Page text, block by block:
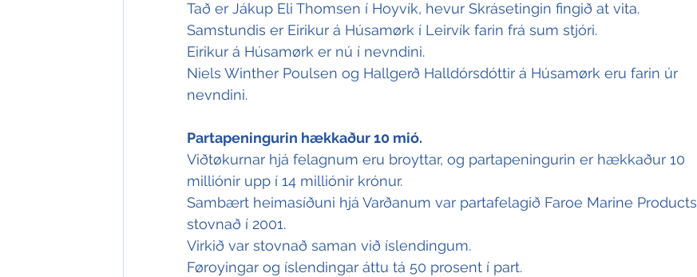
Tað er Jákup Eli Thomsen í Hoyvík, hevur Skrásetingin fingið at vita.
Samstundis er Eirikur á Húsamørk í Leirvík farin frá sum stjóri.
Eirikur á Húsamørk er nú í nevndini.
Niels Winther Poulsen og Hallgerð Halldórsdóttir á Húsamørk eru farin úr
nevndini.
Partapeningurin hækkaður 10 mió.
Viðtøkurnar hjá felagnum eru broyttar, og partapeningurin er hækkaður 10
milliónir upp í 14 milliónir krónur.
Sambært heimasíðuni hjá Varðanum var partafelagið Faroe Marine Products
stovnað í 2001.
Virkið var stovnað saman við íslendingum.
Føroyingar og íslendingar áttu tá 50 prosent í part.